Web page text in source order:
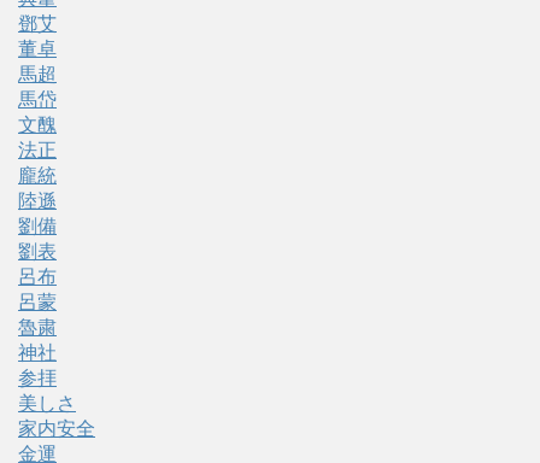
鄧艾
董卓
馬超
馬岱
文醜
法正
龐統
陸遜
劉備
劉表
呂布
呂蒙
魯粛
神社
参拝
美しさ
家内安全
金運